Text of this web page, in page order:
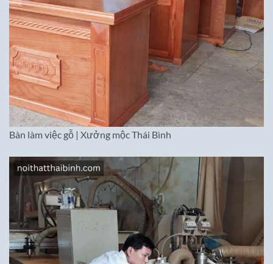
Bàn làm việc gỗ | Xưởng mộc Thái Bình